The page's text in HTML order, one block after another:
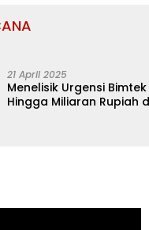
21 April 2025
Menelisik Urgensi
Hingga Miliaran Rupiah